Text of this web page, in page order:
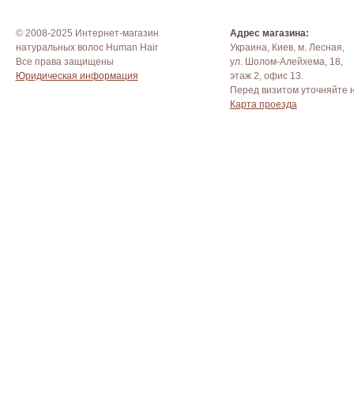
© 2008-2025 Интернет-магазин
натуральных волос Human Hair
Все права защищены
Юридическая информация
Адрес магазина:
Украина, Киев, м. Лесная,
ул. Шолом-Алейхема, 18,
этаж 2, офис 13.
Перед визитом уточняйте
Карта проезда